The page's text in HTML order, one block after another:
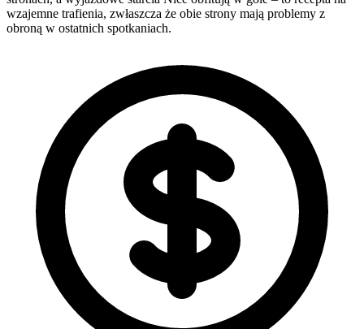
wzajemne trafienia, zwłaszcza że obie strony mają problemy z
obroną w ostatnich spotkaniach.